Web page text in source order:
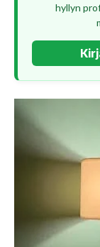
hyllyn